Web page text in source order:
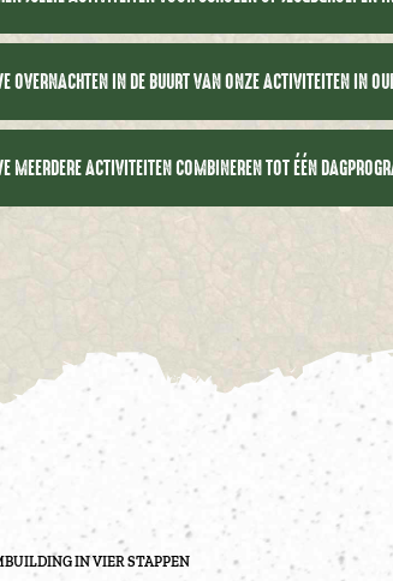
OVERNACHTEN IN DE BUURT VAN ONZE ACTIVITEITEN IN
MEERDERE ACTIVITEITEN COMBINEREN TOT ÉÉN
IN VIER STAPPEN